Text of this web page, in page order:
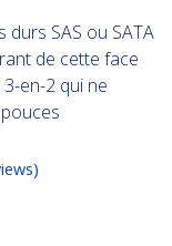
durs SAS ou SATA
de cette face
en-2 qui ne
)